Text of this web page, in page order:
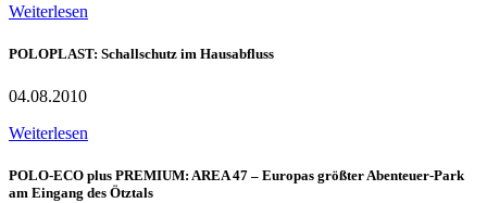
Weiterlesen
POLOPLAST: Schallschutz im Hausabfluss
04.08.2010
Weiterlesen
POLO-ECO plus PREMIUM: AREA 47 – Europas größter Abenteuer-Park
am Eingang des Ötztals